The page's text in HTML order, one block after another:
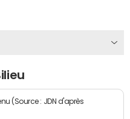
(Source : JDN d'après